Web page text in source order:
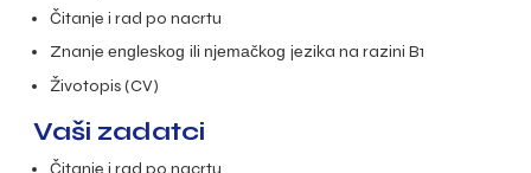
Čitanje i rad po nacrtu
Znanjeengleskogili njemačkogjezika na razini B1
Životopis (CV)
Vaši zadatci